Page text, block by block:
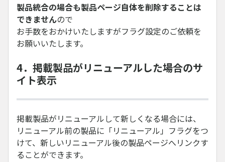
製品統合の場合も製品ページ自体を削除することは
できませんので
お手数をおかけいたしますがフラグ設定のご依頼を
お願いいたします。
4．掲載製品がリニューアルした場合のサ
イト表示
掲載製品がリニューアルして新しくなる場合には、
リニューアル前の製品に「リニューアル」フラグをつ
けて、新しいリニューアル後の製品ページへリンクす
ることができます。